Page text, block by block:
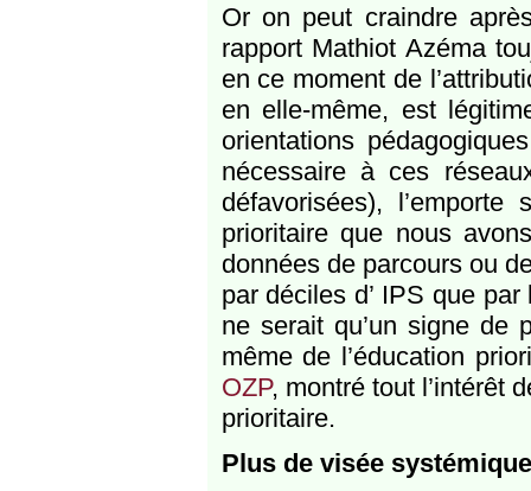
Or on peut craindre
rapport Mathiot Azéma
en ce moment de
en elle-même, est
orientations
nécessaire à ces
défavorisées),
prioritaire que nous
données de parcours ou
par déciles d’ IPS que
ne serait qu’un signe de
même de l’éducation
OZP, montré tout l’intérêt
prioritaire.
Plus de visée